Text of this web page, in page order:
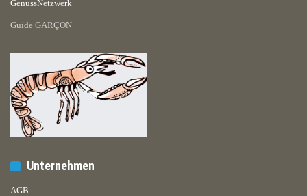
GenussNetzwerk
Guide GARÇON
Unternehmen
AGB